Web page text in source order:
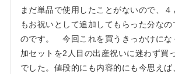
まだ単品で使用したことがないので、
もお祝いとして追加してもらった分なの
のです。　今回これを買うきっかけにな
加セットを2人目の出産祝いに迷わず買
でした。値段的にも内容的にも今思えば